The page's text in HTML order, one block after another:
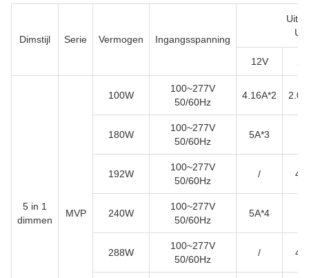
Dimstijl Serie Vermogen Ingangsspanning
12V
5 in 1
dimmen
MVP
100W
100~277V
50/60Hz
4.16A*2
180W
100~277V
50/60Hz
5A*3
192W
100~277V
50/60Hz
/
240W
100~277V
50/60Hz
5A*4
288W
100~277V
50/60Hz
/